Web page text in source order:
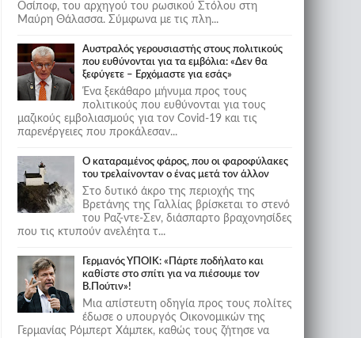
Οσίποφ, του αρχηγού του ρωσικού Στόλου στη
Μαύρη Θάλασσα. Σύμφωνα με τις πλη...
Αυστραλός γερουσιαστής στους πολιτικούς
που ευθύνονται για τα εμβόλια: «Δεν θα
ξεφύγετε – Ερχόμαστε για εσάς»
Ένα ξεκάθαρο μήνυμα προς τους
πολιτικούς που ευθύνονται για τους
μαζικούς εμβολιασμούς για τον Covid-19 και τις
παρενέργειες που προκάλεσαν...
Ο καταραμένος φάρος, που οι φαροφύλακες
του τρελαίνονταν ο ένας μετά τον άλλον
Στο δυτικό άκρο της περιοχής της
Βρετάνης της Γαλλίας βρίσκεται το στενό
του Ραζ-ντε-Σεν, διάσπαρτο βραχονησίδες
που τις κτυπούν ανελέητα τ...
Γερμανός ΥΠΟΙΚ: «Πάρτε ποδήλατο και
καθίστε στο σπίτι για να πιέσουμε τον
Β.Πούτιν»!
Μια απίστευτη οδηγία προς τους πολίτες
έδωσε ο υπουργός Οικονομικών της
Γερμανίας Ρόμπερτ Χάμπεκ, καθώς τους ζήτησε να